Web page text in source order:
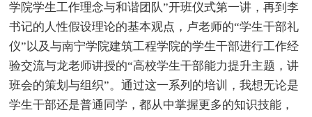
学院学生工作理念与和谐团队”开班仪式第一讲，再到李
书记的人性假设理论的基本观点，卢老师的“学生干部礼
仪”以及与南宁学院建筑工程学院的学生干部进行工作经
验交流与龙老师讲授的“高校学生干部能力提升主题，讲
班会的策划与组织”。通过这一系列的培训，我想无论是
学生干部还是普通同学，都从中掌握更多的知识技能，